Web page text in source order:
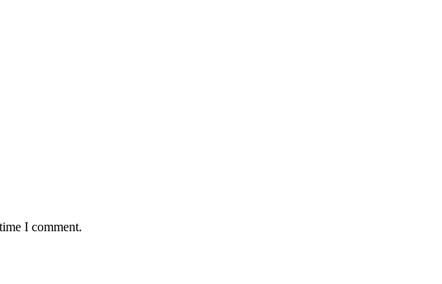
I comment.